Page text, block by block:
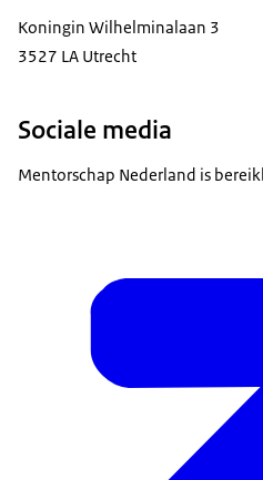
Koningin Wilhelminalaan 3
3527 LA Utrecht
Sociale media
Mentorschap Nederland is